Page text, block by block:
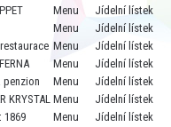
Menu
Jídelní lístek
Menu
Jídelní lístek
Menu
Jídelní lístek
Menu
Jídelní lístek
penzion
Menu
Jídelní lístek
KRYSTALMenu
Jídelní lístek
1869
Menu
Jídelní lístek